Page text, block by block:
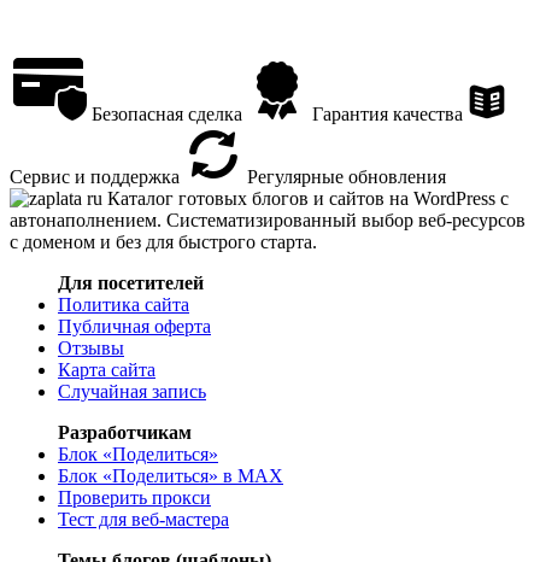
Безопасная сделка Гарантия качества
Сервис и поддержка
Регулярные обновления
Каталог готовых блогов и сайтов на WordPress с
автонаполнением. Систематизированный выбор веб-ресурсов
с доменом и без для быстрого старта.
Для посетителей
Политика сайта
Публичная оферта
Отзывы
Карта сайта
Случайная запись
Разработчикам
Блок «Поделиться»
Блок «Поделиться» в MAX
Проверить прокси
Тест для веб-мастера